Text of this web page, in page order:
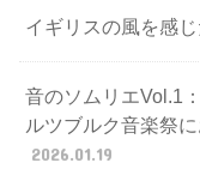
イギリスの風を感
音のソムリエVol.1
ルツブルク音楽祭
2026.01.19